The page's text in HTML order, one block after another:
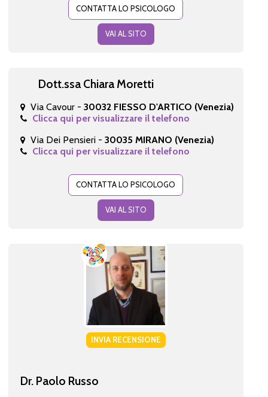
CONTATTA LO PSICOLOGO
VAI AL SITO
Dott.ssa Chiara Moretti
Via Cavour - 30032 FIESSO D'ARTICO (Venezia)
Clicca qui per visualizzare il telefono
Via Dei Pensieri - 30035 MIRANO (Venezia)
Clicca qui per visualizzare il telefono
CONTATTA LO PSICOLOGO
VAI AL SITO
INVIA RECENSIONE
Dr. Paolo Russo